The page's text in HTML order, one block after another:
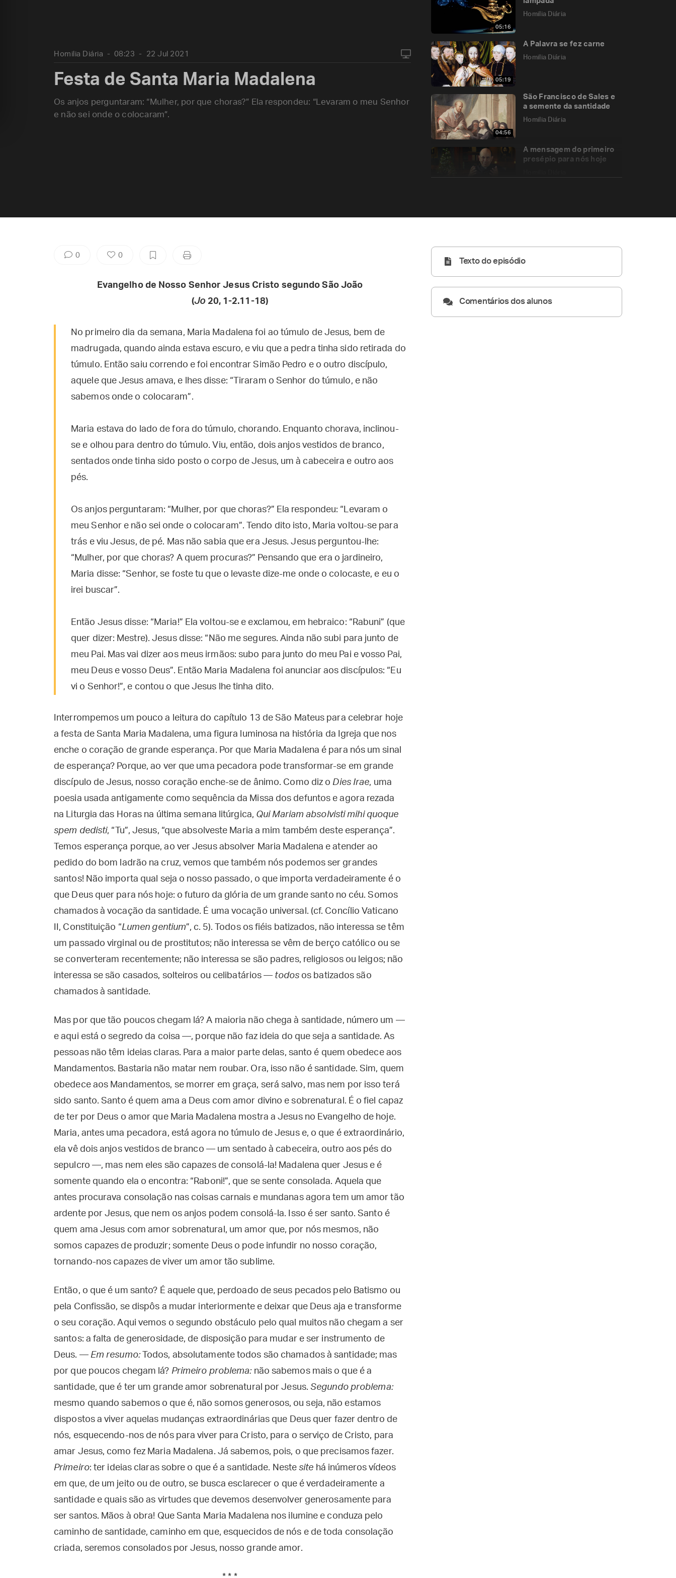
05:16
Homilia Diária
05:19
A Palavra se fez carne
Homilia Diária
04:56
São Francisco de Sales e
a semente da santidade
Homilia Diária
A mensagem do primeiro
presépio para nós hoje
Homilia Diária 08:23 22 Jul 2021
Festa de Santa Maria Madalena
Os anjos perguntaram: “Mulher, por que choras?” Ela respondeu: “Levaram o meu Senhor
e não sei onde o colocaram”.
0 0
Evangelho de Nosso Senhor Jesus Cristo segundo São João
(Jo 20, 1-2.11-18)
No primeiro dia da semana, Maria Madalena foi ao túmulo de Jesus, bem de
madrugada, quando ainda estava escuro, e viu que a pedra tinha sido retirada do
túmulo. Então saiu correndo e foi encontrar Simão Pedro e o outro discípulo,
aquele que Jesus amava, e lhes disse: “Tiraram o Senhor do túmulo, e não
sabemos onde o colocaram”.
Maria estava do lado de fora do túmulo, chorando. Enquanto chorava, inclinou-
se e olhou para dentro do túmulo. Viu, então, dois anjos vestidos de branco,
sentados onde tinha sido posto o corpo de Jesus, um à cabeceira e outro aos
pés.
Os anjos perguntaram: “Mulher, por que choras?” Ela respondeu: “Levaram o
meu Senhor e não sei onde o colocaram”. Tendo dito isto, Maria voltou-se para
trás e viu Jesus, de pé. Mas não sabia que era Jesus. Jesus perguntou-lhe:
“Mulher, por que choras? A quem procuras?” Pensando que era o jardineiro,
Maria disse: “Senhor, se foste tu que o levaste dize-me onde o colocaste, e eu o
irei buscar”.
Então Jesus disse: “Maria!” Ela voltou-se e exclamou, em hebraico: “Rabuni” (que
quer dizer: Mestre). Jesus disse: “Não me segures. Ainda não subi para junto de
meu Pai. Mas vai dizer aos meus irmãos: subo para junto do meu Pai e vosso Pai,
meu Deus e vosso Deus”. Então Maria Madalena foi anunciar aos discípulos: “Eu
vi o Senhor!”, e contou o que Jesus lhe tinha dito.
Interrompemos um pouco a leitura do capítulo 13 de São Mateus para celebrar hoje
a festa de Santa Maria Madalena, uma figura luminosa na história da Igreja que nos
enche o coração de grande esperança. Por que Maria Madalena é para nós um sinal
de esperança? Porque, ao ver que uma pecadora pode transformar-se em grande
discípulo de Jesus, nosso coração enche-se de ânimo. Como diz oDies Irae, uma
poesia usada antigamente como sequência da Missa dos defuntos e agora rezada
na Liturgia das Horas na última semana litúrgica, Qui Mariam absolvisti mihi quoque
spem dedisti, “Tu”, Jesus, “que absolveste Maria a mim também deste esperança”.
Temos esperança porque, ao ver Jesus absolver Maria Madalena e atender ao
pedido do bom ladrão na cruz, vemos que também nós podemos ser grandes
santos! Não importa qual seja o nosso passado, o que importa verdadeiramente é o
que Deus quer para nós hoje: o futuro da glória de um grande santo no céu. Somos
chamados à vocação da santidade. É uma vocação universal. (cf. Concílio Vaticano
II, Constituição “Lumen gentium”, c. 5). Todos os fiéis batizados, não interessa se têm
um passado virginal ou de prostitutos; não interessa se vêm de berço católico ou se
se converteram recentemente; não interessa se são padres, religiosos ou leigos; não
interessa se são casados, solteiros ou celibatários — todosos batizados são
chamados à santidade.
Mas por que tão poucos chegam lá? A maioria não chega à santidade, número um —
e aqui está o segredo da coisa —, porque não faz ideia do que seja a santidade. As
pessoas não têm ideias claras. Para a maior parte delas, santo é quem obedece aos
Mandamentos. Bastaria não matar nem roubar. Ora, isso não é santidade. Sim, quem
obedece aos Mandamentos, se morrer em graça, será salvo, mas nem por isso terá
sido santo. Santo é quem ama a Deus com amor divino e sobrenatural. É o fiel capaz
de ter por Deus o amor que Maria Madalena mostra a Jesus no Evangelho de hoje.
Maria, antes uma pecadora, está agora no túmulo de Jesus e, o que é extraordinário,
ela vê dois anjos vestidos de branco — um sentado à cabeceira, outro aos pés do
sepulcro —, mas nem eles são capazes de consolá-la! Madalena quer Jesus e é
somente quando ela o encontra: “Raboni!”, que se sente consolada. Aquela que
antes procurava consolação nas coisas carnais e mundanas agora tem um amor tão
ardente por Jesus, que nem os anjos podem consolá-la. Isso é ser santo. Santo é
quem ama Jesus com amor sobrenatural, um amor que, por nós mesmos, não
somos capazes de produzir; somente Deus o pode infundir no nosso coração,
tornando-nos capazes de viver um amor tão sublime.
Então, o que é um santo? É aquele que, perdoado de seus pecados pelo Batismo ou
pela Confissão, se dispôs a mudar interiormente e deixar que Deus aja e transforme
o seu coração. Aqui vemos o segundo obstáculo pelo qual muitos não chegam a ser
santos: a falta de generosidade, de disposição para mudar e ser instrumento de
Deus. — Em resumo:
Todos, absolutamente todos são chamados à santidade; mas
por que poucos chegam lá? Primeiro problema:não sabemos mais o que é a
santidade, que é ter um grande amor sobrenatural por Jesus.Segundo problema:
mesmo quando sabemos o que é, não somos generosos, ou seja, não estamos
dispostos a viver aquelas mudanças extraordinárias que Deus quer fazer dentro de
nós, esquecendo-nos de nós para viver para Cristo, para o serviço de Cristo, para
amar Jesus, como fez Maria Madalena. Já sabemos, pois, o que precisamos fazer.
Primeiro: ter ideias claras sobre o que é a santidade. Nestesite há inúmeros vídeos
em que, de um jeito ou de outro, se busca esclarecer o que é verdadeiramente a
santidade e quais são as virtudes que devemos desenvolver generosamente para
ser santos. Mãos à obra! Que Santa Maria Madalena nos ilumine e conduza pelo
caminho de santidade, caminho em que, esquecidos de nós e de toda consolação
criada, seremos consolados por Jesus, nosso grande amor.
Texto do episódio
Comentários dos alunos